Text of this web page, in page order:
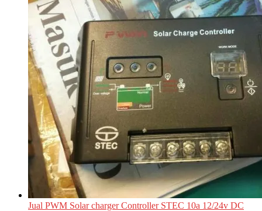
Jual PWM Solar charger Controller STEC 10a 12/24v DC